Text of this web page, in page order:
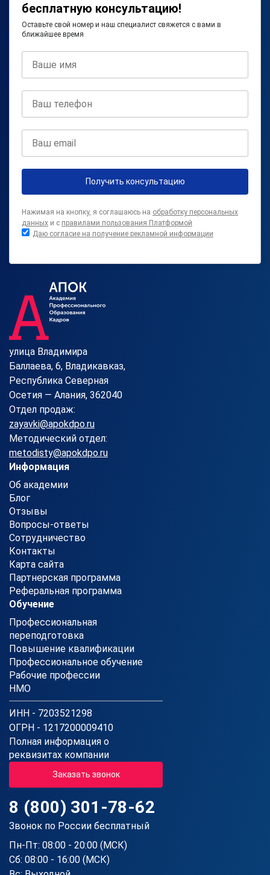
бесплатную консультацию!
Оставьте свой номер и наш специалист свяжется с вами в
ближайшее время
Получить консультацию
Нажимая на кнопку, я соглашаюсь на обработку персональных
данных и с правилами пользования Платформой
Даю согласие на получение рекламной информации
улица Владимира
Баллаева, 6, Владикавказ,
Республика Северная
Осетия — Алания, 362040
Отдел продаж:
zayavki@apokdpo.ru
Методический отдел:
metodisty@apokdpo.ru
Информация
Об академии
Блог
Отзывы
Вопросы-ответы
Сотрудничество
Контакты
Карта сайта
Партнерская программа
Реферальная программа
Обучение
Профессиональная
переподготовка
Повышение квалификации
Профессиональное обучение
Рабочие профессии
НМО
ИНН - 7203521298
ОГРН - 1217200009410
Полная информация о
реквизитах компании
Заказать звонок
8 (800) 301-78-62
Звонок по России бесплатный
Пн-Пт: 08:00 - 20:00 (МСК)
Сб: 08:00 - 16:00 (МСК)